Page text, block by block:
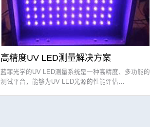
高精度UV LED测量解决方案
蓝菲光学的UV LED测量系统是一种高精度、多功能的
测试平台，能够为UV LED光源的性能评估…